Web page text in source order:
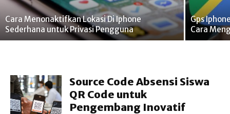
Cara Menonaktifkan Lokasi Di Iphone
Sederhana untuk Privasi Pengguna
Gps
Cara
Source Code Absensi Siswa
QR Code untuk
Pengembang Inovatif